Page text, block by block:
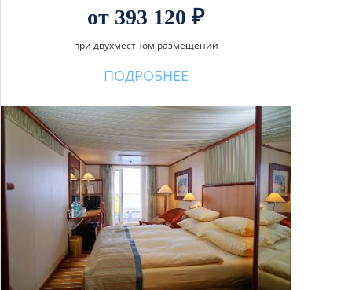
от 393 120 ₽
при двухместном размещении
ПОДРОБНЕЕ